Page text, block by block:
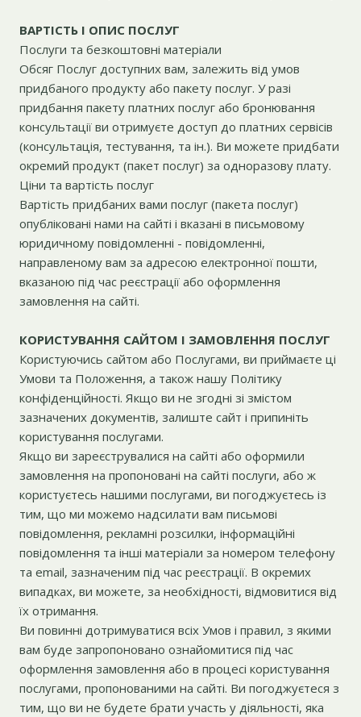
ВАРТІСТЬ І ОПИС ПОСЛУГ
Послуги та безкоштовні матеріали
Обсяг Послуг доступних вам, залежить від умов
придбаного продукту або пакету послуг. У разі
придбання пакету платних послуг або бронювання
консультації ви отримуєте доступ до платних сервісів
(консультація, тестування, та ін.). Ви можете придбати
окремий продукт (пакет послуг) за одноразову плату.
Ціни та вартість послуг
Вартість придбаних вами послуг (пакета послуг)
опубліковані нами на сайті і вказані в письмовому
юридичному повідомленні - повідомленні,
направленому вам за адресою електронної пошти,
вказаною під час реєстрації або оформлення
замовлення на сайті.
КОРИСТУВАННЯ САЙТОМ І ЗАМОВЛЕННЯ ПОСЛУГ
Користуючись сайтом або Послугами, ви приймаєте ці
Умови та Положення, а також нашу Політику
конфіденційності. Якщо ви не згодні зі змістом
зазначених документів, залиште сайт і припиніть
користування послугами.
Якщо ви зареєструвалися на сайті або оформили
замовлення на пропоновані на сайті послуги, або ж
користуєтесь нашими послугами, ви погоджуєтесь із
тим, що ми можемо надсилати вам письмові
повідомлення, рекламні розсилки, інформаційні
повідомлення та інші матеріали за номером телефону
та email, зазначеним під час реєстрації. В окремих
випадках, ви можете, за необхідності, відмовитися від
їх отримання.
Ви повинні дотримуватися всіх Умов і правил, з якими
вам буде запропоновано ознайомитися під час
оформлення замовлення або в процесі користування
послугами, пропонованими на сайті. Ви погоджуєтеся з
тим, що ви не будете брати участь у діяльності, яка